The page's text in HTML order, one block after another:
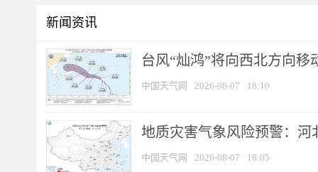
新闻资讯
台风“灿鸿”将向西北方向移
中国天气网 2026-08-07 18:10
地质灾害气象风险预警：河
中国天气网 2026-08-07 18:05